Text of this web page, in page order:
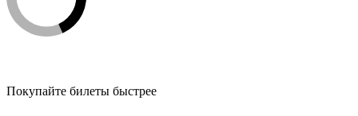
Покупайте билеты быстрее